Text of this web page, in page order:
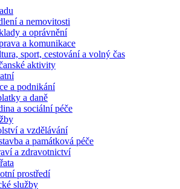
a nemovitosti
a oprávnění
a komunikace
sport, cestování a volný čas
aktivity
a podnikání
a daně
a sociální péče
a vzdělávání
a památková péče
a zdravotnictví
prostředí
služby